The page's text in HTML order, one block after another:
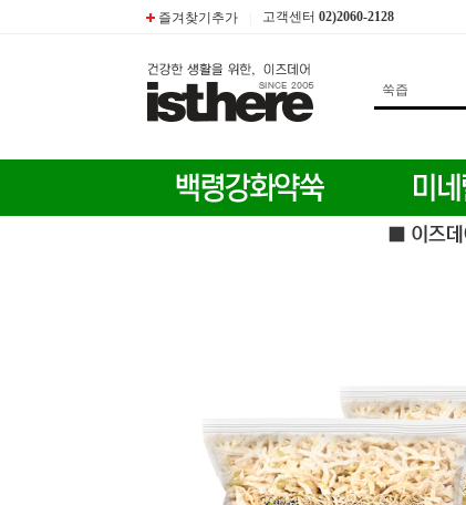
즐겨찾기추가 고객센터 02)2060-2128